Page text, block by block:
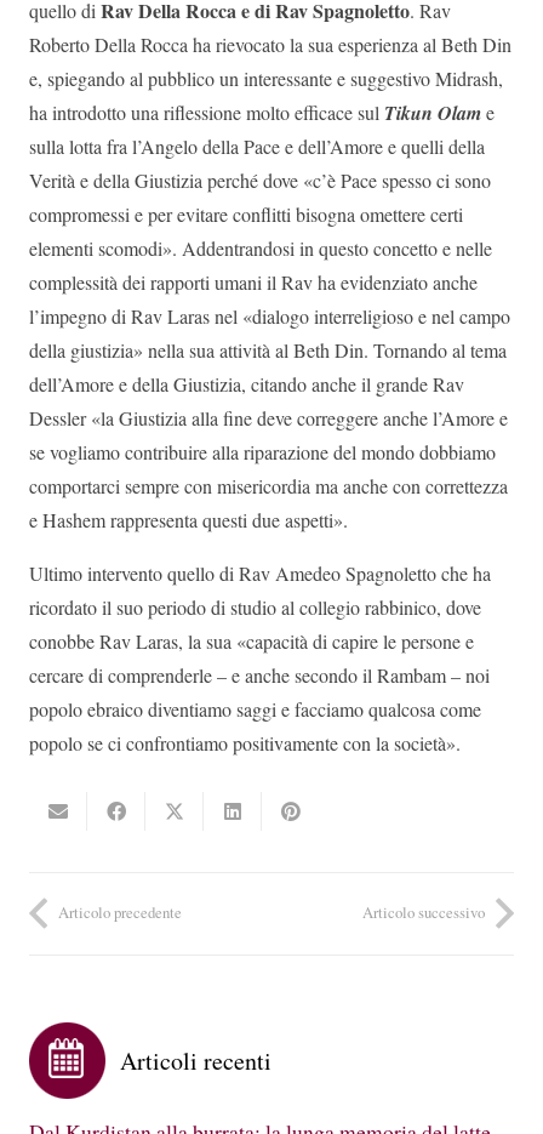
quello diRav Della Rocca e di Rav Spagnoletto. Rav
Roberto Della Rocca ha rievocato la sua esperienza al Beth Din
e, spiegando al pubblico un interessante e suggestivo Midrash,
ha introdotto una riflessione molto efficace sul Tikun Olame
sulla lotta fra l’Angelo della Pace e dell’Amore e quelli della
Verità e della Giustizia perché dove «c’è Pace spesso ci sono
compromessi e per evitare conflitti bisogna omettere certi
elementi scomodi». Addentrandosi in questo concetto e nelle
complessità dei rapporti umani il Rav ha evidenziato anche
l’impegno di Rav Laras nel «dialogo interreligioso e nel campo
della giustizia» nella sua attività al Beth Din. Tornando al tema
dell’Amore e della Giustizia, citando anche il grande Rav
Dessler «la Giustizia alla fine deve correggere anche l’Amore e
se vogliamo contribuire alla riparazione del mondo dobbiamo
comportarci sempre con misericordia ma anche con correttezza
e Hashem rappresenta questi due aspetti».
Ultimo intervento quello di Rav Amedeo Spagnoletto che ha
ricordato il suo periodo di studio al collegio rabbinico, dove
conobbe Rav Laras, la sua «capacità di capire le persone e
cercare di comprenderle – e anche secondo il Rambam – noi
popolo ebraico diventiamo saggi e facciamo qualcosa come
popolo se ci confrontiamo positivamente con la società».
Articolo precedente Articolo successivo
Articoli recenti